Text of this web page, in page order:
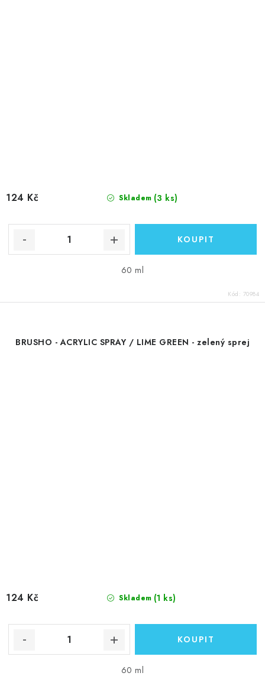
Skladem (3 ks)
124 Kč
60 ml
Kód: 70984
BRUSHO - ACRYLIC SPRAY / LIME GREEN - zelený sprej
Skladem (1 ks)
124 Kč
60 ml